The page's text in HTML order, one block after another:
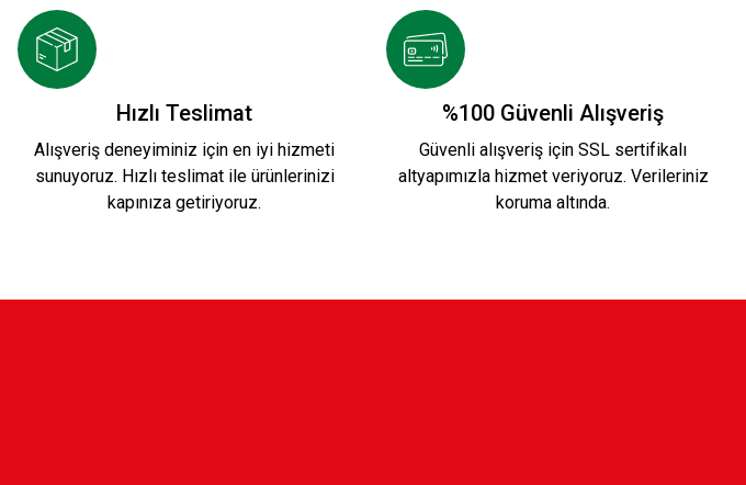
Hızlı Teslimat
Alışveriş deneyiminiz için en iyi hizmeti
sunuyoruz. Hızlı teslimat ile ürünlerinizi
kapınıza getiriyoruz.
%100 Güvenli Alışveriş
Güvenli alışveriş için SSL sertifikalı
altyapımızla hizmet veriyoruz. Verileriniz
koruma altında.